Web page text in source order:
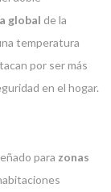
global de la
temperatura
por ser más
en el hogar.
para zonas